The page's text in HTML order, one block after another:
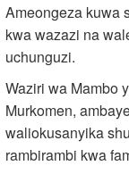
Ameongeza kuwa
kwa wazazi na
uchunguzi.
Waziri wa Mambo
Murkomen,
waliokusanyika
rambirambi kwa